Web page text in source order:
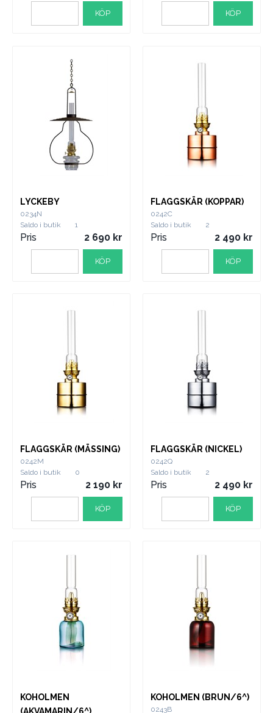
KÖP KÖP
LYCKEBY
0234N
Saldo i butik
1
Pris 2 690
KÖP
FLAGGSKÄR (KOPPAR)
0242C
Saldo i butik
2
Pris 2 490
KÖP
FLAGGSKÄR (MÄSSING)
0242M
Saldo i butik
0
Pris 2 190
KÖP
FLAGGSKÄR (NICKEL)
0242Q
Saldo i butik
2
Pris 2 490
KÖP
KOHOLMEN
(AKVAMARIN/6^)
KOHOLMEN (BRUN/6^)
0243B